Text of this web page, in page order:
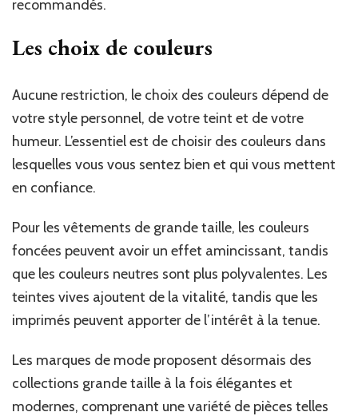
recommandés.
Les choix de couleurs
Aucune restriction, le choix des couleurs dépend de
votre style personnel, de votre teint et de votre
humeur. L’essentiel est de choisir des couleurs dans
lesquelles vous vous sentez bien et qui vous mettent
en confiance.
Pour les vêtements de grande taille, les couleurs
foncées peuvent avoir un effet amincissant, tandis
que les couleurs neutres sont plus polyvalentes. Les
teintes vives ajoutent de la vitalité, tandis que les
imprimés peuvent apporter de l’intérêt à la tenue.
Les marques de mode proposent désormais des
collections grande taille à la fois élégantes et
modernes, comprenant une variété de pièces telles